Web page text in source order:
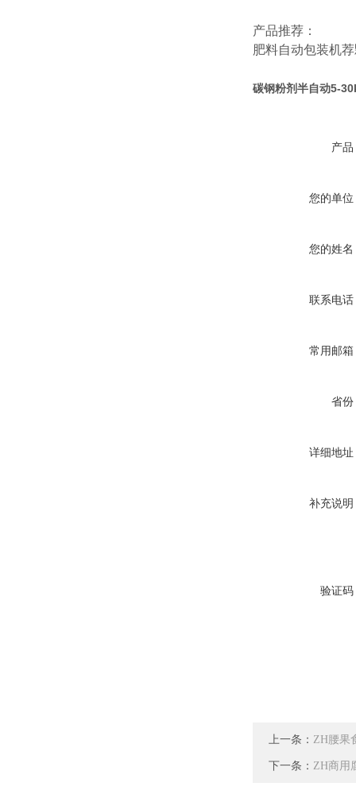
产品推荐：
肥料自动包装机荐
碳钢粉剂半自动5-
产品
您的单位
您的姓名
联系电话
常用邮箱
省份
详细地址
补充说明
验证码
上一条： ZH腰果
下一条： ZH商用